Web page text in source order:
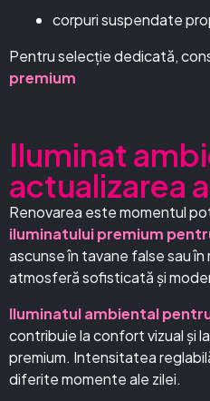
corpuri suspendate
Pentru selecție dedicată,
premium
Iluminat
actualizarea
Renovarea este momentul
iluminatului premium
ascunse în tavane false sau
atmosferă sofisticată și
Iluminatul ambiental
contribuie la confort vizual și
premium. Intensitatea
diferite momente ale zilei.